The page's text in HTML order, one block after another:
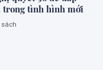
trong tình hình mới